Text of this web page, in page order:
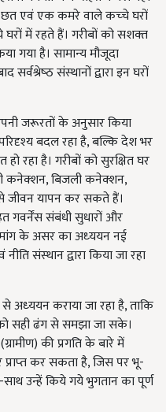
छत एवं एक कमरे वाले कच्‍चे घरों
में रहते हैं। गरीबों को सशक्‍त
गया है। सामान्‍य मौजूदा
संस्‍थानों द्वारा इन घरों
अपनी जरूरतों के अनुसार किया
बदल रहा है, बल्कि देश भर
रहा है। गरीबों को सुरक्षित घर
कनेक्‍शन, बिजली कनेक्‍शन,
जीवन यापन कर सकते हैं।
गवर्नेंस संबंधी सुधारों और
के असर का अध्‍ययन नई
संस्‍थान द्वारा किया जा रहा
अध्‍ययन कराया जा रहा है, ताकि
सही ढंग से समझा जा सके।
की प्रगति के बारे में
कर सकता है, जिस पर भू-
उन्हें किये गये भुगतान का पूर्ण